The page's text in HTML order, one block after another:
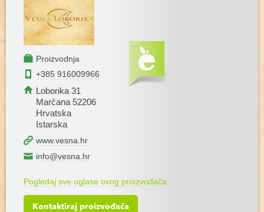
Proizvodnja
+385 916009966
Loborika 31
Marčana 52206
Hrvatska
Istarska
www.vesna.hr
info@vesna.hr
Pogledaj sve oglase ovog proizvođača
Kontaktiraj proizvođača